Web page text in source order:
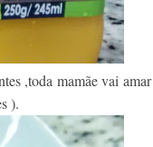
,toda mamãe vai amar
).